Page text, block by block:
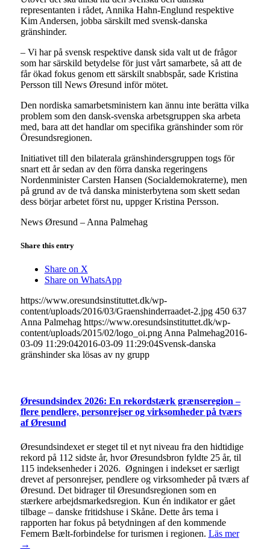
representanten i rådet, Annika Hahn-Englund respektive
Kim Andersen, jobba särskilt med svensk-danska
gränshinder.
– Vi har på svensk respektive dansk sida valt ut de frågor
som har särskild betydelse för just vårt samarbete, så att de
får ökad fokus genom ett särskilt snabbspår, sade Kristina
Persson till News Øresund inför mötet.
Den nordiska samarbetsministern kan ännu inte berätta vilka
problem som den dansk-svenska arbetsgruppen ska arbeta
med, bara att det handlar om specifika gränshinder som rör
Öresundsregionen.
Initiativet till den bilaterala gränshindersgruppen togs för
snart ett år sedan av den förra danska regeringens
Nordenminister Carsten Hansen (Socialdemokraterne), men
på grund av de två danska ministerbytena som skett sedan
dess börjar arbetet först nu, uppger Kristina Persson.
News Øresund – Anna Palmehag
Share this entry
Share on X
Share on WhatsApp
https://www.oresundsinstituttet.dk/wp-
content/uploads/2016/03/Graenshinderraadet-2.jpg 450 637
Anna Palmehag https://www.oresundsinstituttet.dk/wp-
content/uploads/2015/02/logo_oi.png Anna Palmehag2016-
03-09 11:29:042016-03-09 11:29:04Svensk-danska
gränshinder ska lösas av ny grupp
Øresundsindex 2026: En rekordstærk grænseregion –
flere pendlere, personrejser og virksomheder på tværs
af Øresund
Øresundsindexet er steget til et nyt niveau fra den hidtidige
rekord på 112 sidste år, hvor Øresundsbron fyldte 25 år, til
115 indeksenheder i 2026. Øgningen i indekset er særligt
drevet af personrejser, pendlere og virksomheder på tværs af
Øresund. Det bidrager til Øresundsregionen som en
stærkere arbejdsmarkedsregion. Kun én indikator er gået
tilbage – danske fritidshuse i Skåne. Dette års tema i
rapporten har fokus på betydningen af den kommende
Femern Bælt-forbindelse for turismen i regionen. Läs mer
→